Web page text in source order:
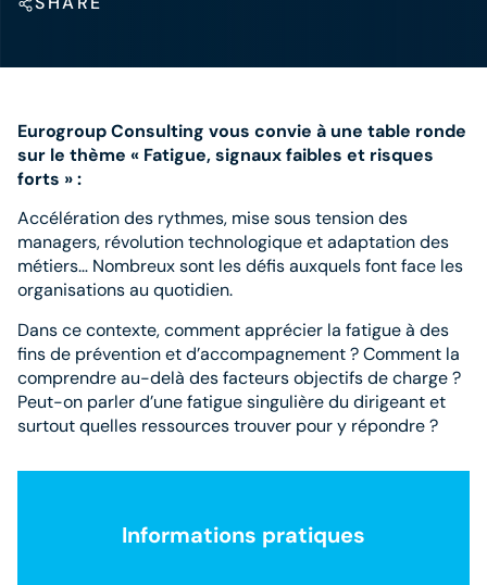
EurogroupConsulting vous convie à une table ronde
sur le thème « Fatigue, signaux faibles et risques
forts » :
Accélération des rythmes, mise sous tension des
managers, révolution technologique et adaptation des
métiers… Nombreux sont les défis auxquels font face les
organisations au quotidien.
Dans ce contexte, comment apprécier la fatigue à des
fins de prévention et d’accompagnement ? Comment la
comprendre au-delà des facteurs objectifs de charge ?
Peut-on parler d’une fatigue singulière du dirigeant et
surtout quelles ressources trouver pour y répondre ?
Informations pratiques